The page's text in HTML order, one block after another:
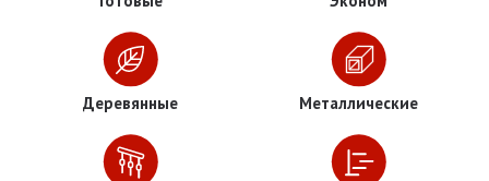
Деревянные Металлические